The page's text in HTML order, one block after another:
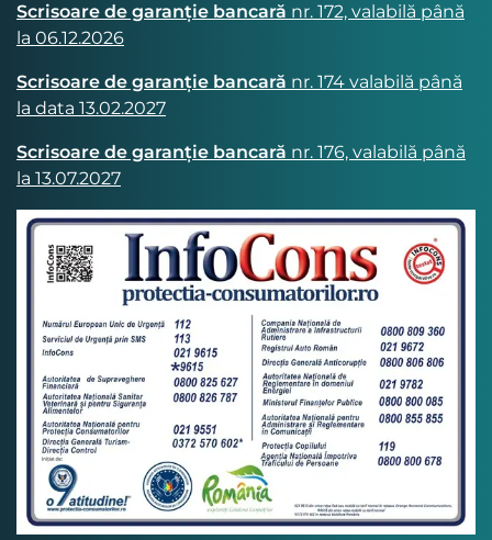
Scrisoare de garanție bancară nr. 172, valabilă până
la 06.12.2026
Scrisoare de garanție bancară nr. 174 valabilă până
la data 13.02.2027
Scrisoare de garanție bancară nr. 176, valabilă până
la 13.07.2027